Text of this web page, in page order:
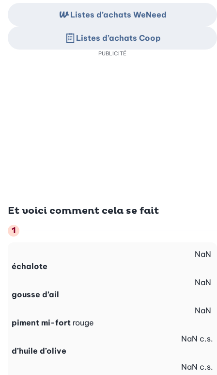
Et voici comment cela se fait
échalote
NaN
gousse d’ail
NaN
piment mi-fort rouge
NaN
d’huile d’olive
NaN c.s.
NaN c.s.
Listes d’achats WeNeed
Listes d’achats Coop
PUBLICITÉ